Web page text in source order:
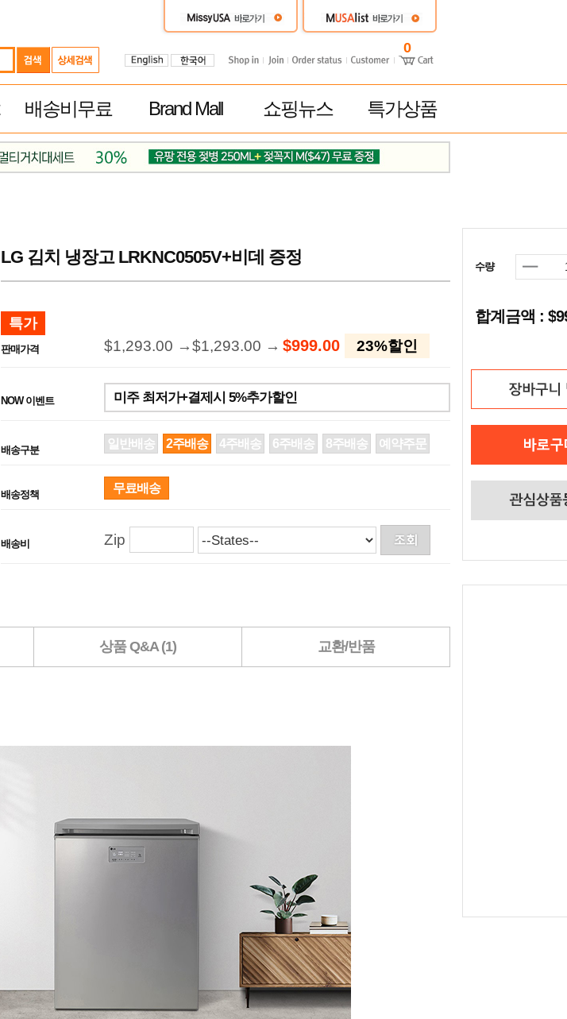
0
배송비무료 Brand Mall 쇼핑뉴스 특가상품
LG 김치 냉장고 LRKNC0505V+비데 증정
특가
판매가격 $1,293.00 →$1,293.00 → $999.00 23%할인
NOW 이벤트 미주 최저가+결제시 5%추가할인
배송구분 일반배송 2주배송 4주배송 6주배송 8주배송 예약주문
배송정책 무료배송
배송비 Zip
수량
합계금액 : $
상품 Q&A (1) 교환/반품